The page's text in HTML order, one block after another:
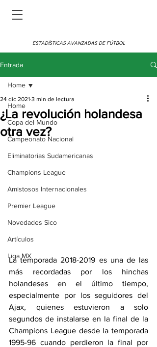
ESTADÍSTICAS AVANZADAS DE FÚTBOL
Entrada
Home
Copa del Mundo
Campeonato Nacional
Eliminatorias Sudamericanas
Champions League
Amistosos Internacionales
Premier League
Novedades Sico
Artículos
Liga MX
Home
¿La revolución holandesa
otra vez?
24 dic 2021 3 min de lectura
La temporada 2018-2019 es una de las
más recordadas por los hinchas
holandeses en el último tiempo,
especialmente por los seguidores del
Ajax, quienes estuvieron a solo
segundos de instalarse en la final de la
Champions League desde la temporada
1995-96 cuando perdieron la final por